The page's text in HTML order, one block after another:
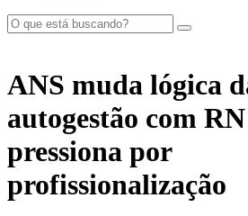
ANS muda lógica
autogestão com
pressiona por
profissionalização